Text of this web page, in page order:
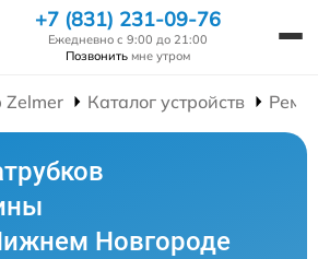
+7 (831) 231-09-76
Ежедневно с 9:00 до 21:00
Позвонить мне утром
Zelmer Каталог устройств
Новгороде